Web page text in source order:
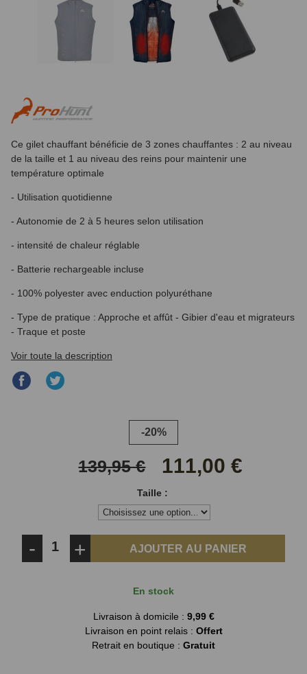
Ce gilet chauffant bénéficie de 3 zones chauffantes : 2 au niveau
de la taille et 1 au niveau des reins pour maintenir une
température optimale
- Utilisation quotidienne
- Autonomie de 2 à 5 heures selon utilisation
- intensité de chaleur réglable
- Batterie rechargeable incluse
- 100% polyester avec enduction polyuréthane
- Type de pratique : Approche et affût - Gibier d'eau et migrateurs
- Traque et poste
Voir toute la description
Partager
-20%
139,95 € 111,00 €
Taille :
- + AJOUTER AU PANIER
En stock
Livraison à domicile : 9,99 €
Livraison en point relais : Offert
Retrait en boutique : Gratuit